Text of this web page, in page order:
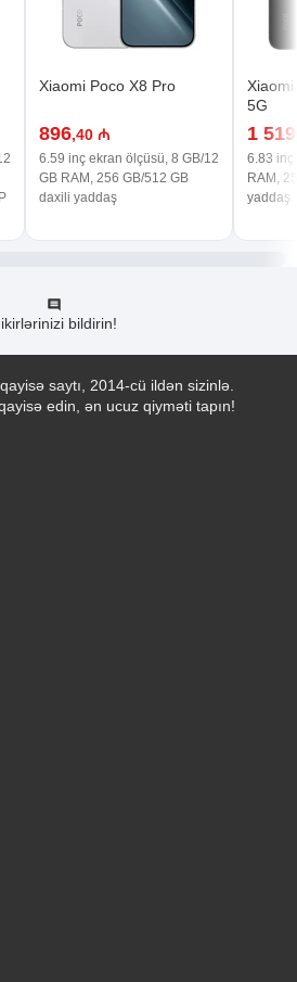
Xiaomi Poco X8 Pro
896,40 ₼
6.59 inç ekran ölçüsü, 8 GB/12
GB RAM, 256 GB/512 GB
daxili yaddaş
5G
1 519
6.83 inç
RAM,
yaddaş
bildirin!
saytı, 2014-cü ildən sizinlə.
edin, ən ucuz qiyməti tapın!